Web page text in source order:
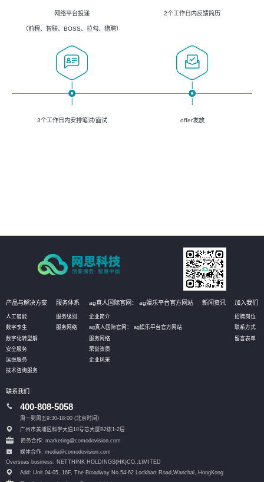
网络平台投递
（前程、智联、BOSS、拉勾、猎聘）
2个工作日内反馈简历
3个工作日内安排笔试/面试 offer发放
产品与解决方案
人工智能
数字孪生
数字化转型解
安全服务
运维服务
技术咨询服务
服务体系
服务级别
服务网络
ag真人国际官网： ag娱乐平台官方网站
企业简介
ag真人国际官网： ag娱乐平台官方网站
服务网络
荣誉资质
企业风采
新闻资讯 加入我们
招聘岗位
联系方式
留言表单
联系我们
400-808-5058
周一到周五9:30-18:00 (北京时间）
广州市黄埔区科学大道18号芯大厦B2栋1-2层
商务合作: marketing@comodovision.com
媒体合作: media@comodovision.com
Overseas business: NETTHINK HOLDINGS(HK)CO.,LIMITED
Add: Unit 04-05, 16F, The Broadway No.54-62 Lockhart Road, Wanchai, HongKong